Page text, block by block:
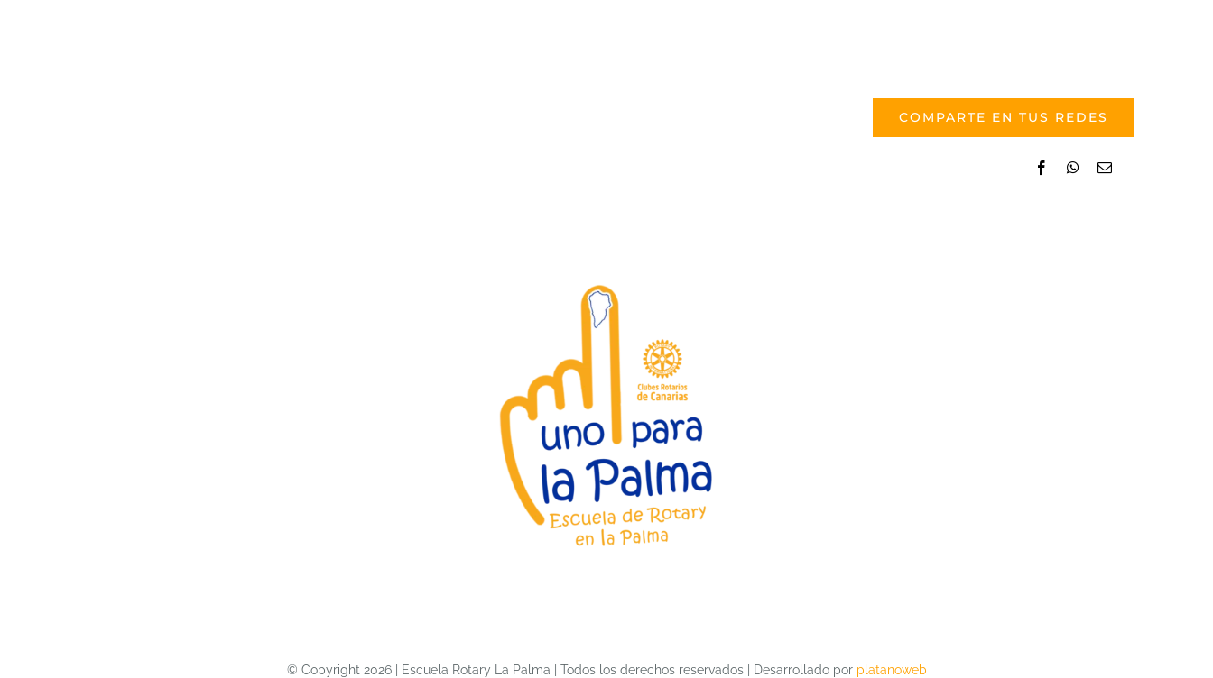
COMPARTE EN TUS REDES
© Copyright 2026 | Escuela Rotary La Palma | Todos los derechos reservados | Desarrollado por platanoweb